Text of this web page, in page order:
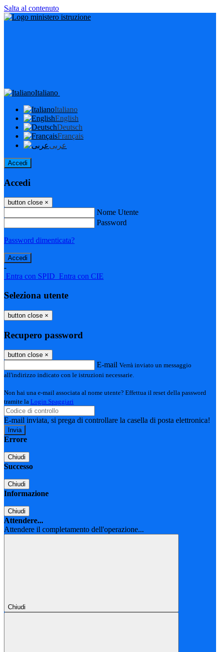
Salta al contenuto
Italiano
Italiano
English
Deutsch
Français
عربى
Accedi
Accedi
button close ×
Nome Utente
Password
Password dimenticata?
-
Entra con SPID Entra con CIE
Seleziona utente
button close ×
Recupero password
button close ×
E-mail Verrà inviato un messaggio
all'indirizzo indicato con le istruzioni necessarie.
Non hai una e-mail associata al nome utente? Effettua il reset della password
tramite la Login Spaggiari
E-mail inviata, si prega di controllare la casella di posta elettronica!
Errore
Chiudi
Successo
Chiudi
Informazione
Chiudi
Attendere...
Attendere il completamento dell'operazione...
Chiudi